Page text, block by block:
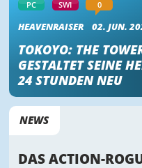
PC SWI 0
HEAVENRAISER 02. JUN.
TOKOYO: THE
GESTALTET SEINE
24 STUNDEN NEU
NEWS
DAS ACTION-